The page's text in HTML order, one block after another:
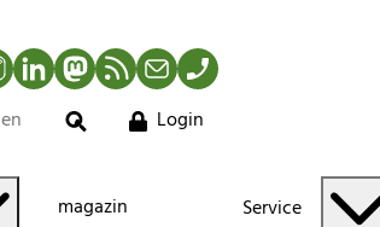
LinkedInMastodonRSS-Newsfeed
MailTelefon
Login
magazin Service